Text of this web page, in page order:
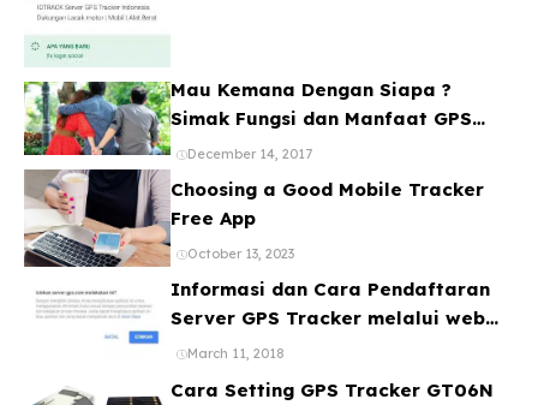
Mau Kemana Dengan Siapa ?
Simak Fungsi dan Manfaat GPS
Mobil
December 14, 2017
Choosing a Good Mobile Tracker
Free App
October 13, 2023
Informasi dan Cara Pendaftaran
Server GPS Tracker melalui web
ataupun Aplikasi Online Gratis
March 11, 2018
Cara Setting GPS Tracker GT06N